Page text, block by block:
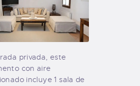
privada, este
con aire
incluye 1 sala de